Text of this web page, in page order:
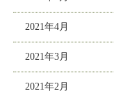
2021年4月
2021年3月
2021年2月